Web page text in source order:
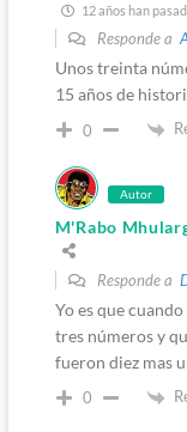
12 años han
Responde a
Unos treinta
15 años de
0
Autor
M'Rabo
Responde a
Yo es que
tres números y
fueron diez mas
0